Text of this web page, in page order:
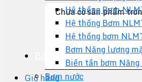
Chưa có sản phẩm
Quay trở lại cửa hàng
Báo giá +
Giỏ hàng
Hệ thống Bơm
Hệ thống Bơm
Hệ thống bơm
Bơm Năng lượng
Biến tần bơm
Bơm nước